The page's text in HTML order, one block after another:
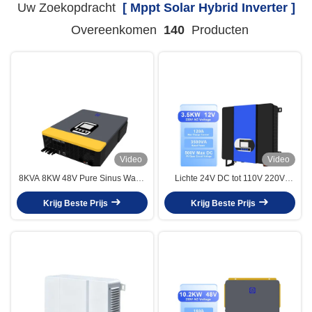
Uw Zoekopdracht[ Mppt Solar Hybrid Inverter ]
Overeenkomen 140Producten
Video
8KVA 8KW 48V Pure Sinus Wave
MPPT Solar Hybrid Inverter 220V
230V 240V
Krijg Beste Prijs
Video
Lichte 24V DC tot 110V 220V
230V Pure Sinus Wave Solar
Hybrid Inverter met MPPT Solar
Controller
Krijg Beste Prijs